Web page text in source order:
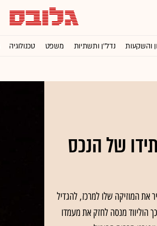
והשקעות נדל''ן ותשתיות משפט טכנולוגיה
של הנכס
המוזיקה שלו למרכז, להגדיל
הוליווד מנסה לחזק את מעמדו